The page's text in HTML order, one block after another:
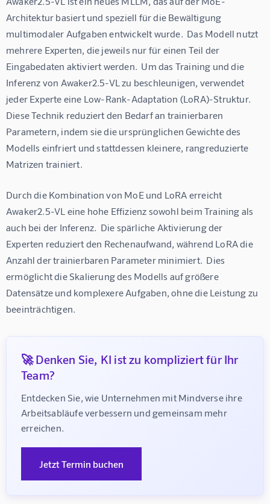
Architektur basiert und speziell für die Bewältigung
multimodaler Aufgaben entwickelt wurde.  Das Modell nutzt
mehrere Experten, die jeweils nur für einen Teil der
Eingabedaten aktiviert werden.  Um das Training und die
Inferenz von Awaker2.5-VL zu beschleunigen, verwendet
jeder Experte eine Low-Rank-Adaptation (LoRA)-Struktur.
Diese Technik reduziert den Bedarf an trainierbaren
Parametern, indem sie die ursprünglichen Gewichte des
Modells einfriert und stattdessen kleinere, rangreduzierte
Matrizen trainiert.
Durch die Kombination von MoE und LoRA erreicht
Awaker2.5-VL eine hohe Effizienz sowohl beim Training als
auch bei der Inferenz.  Die spärliche Aktivierung der
Experten reduziert den Rechenaufwand, während LoRA die
Anzahl der trainierbaren Parameter minimiert.  Dies
ermöglicht die Skalierung des Modells auf größere
Datensätze und komplexere Aufgaben, ohne die Leistung zu
beeinträchtigen.
🚀 Denken Sie, KI ist zu kompliziert für Ihr
Team?
Entdecken Sie, wie Unternehmen mit Mindverse ihre
Arbeitsabläufe verbessern und gemeinsam mehr
erreichen.
Jetzt Termin buchen